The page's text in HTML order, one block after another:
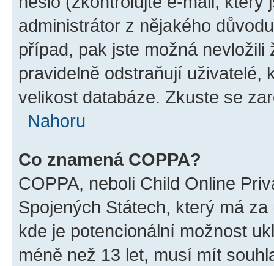
administrátor z nějakého
případ, pak jste možná
pravidelně odstraňují uživatelé,
velikost databáze. Zkuste se
Nahoru
Co znamená COPPA?
COPPA, neboli Child Online
Spojených Státech, který má
kde je potencionální možnost
méně než 13 let, musí mít